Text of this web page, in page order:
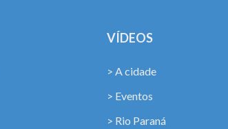
VÍDEOS
> A cidade
> Eventos
> Rio Paraná